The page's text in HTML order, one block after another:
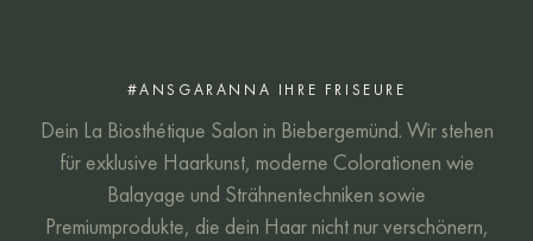
#ANSGARANNA IHRE FRISEURE
Dein La Biosthétique Salon in Biebergemünd. Wir stehen
für exklusive Haarkunst, moderne Colorationen wie
Balayage und Strähnentechniken sowie
Premiumprodukte, die dein Haar nicht nur verschönern,